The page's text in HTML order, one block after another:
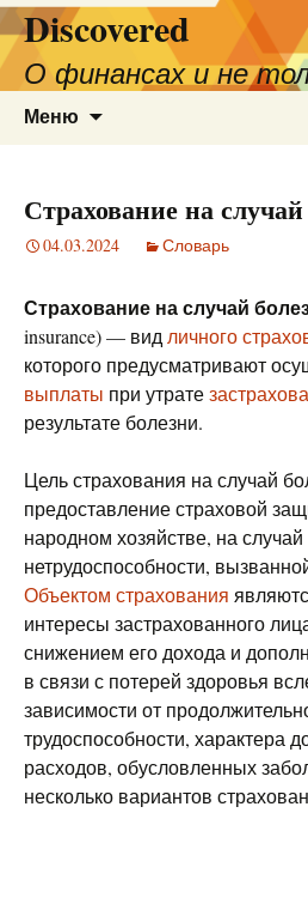
Discovered
О финансах и не
Меню
Страхование на
04.03.2024 Словарь
Страхование на случай
insurance) — вид личного
которого предусматривают
выплаты при утрате
результате болезни.
Цель страхования на случай
предоставление страховой
народном хозяйстве, на
нетрудоспособности,
Объектом страхования
интересы застрахованного
снижением его дохода и
в связи с потерей здоровья
зависимости от
трудоспособности, характера
расходов, обусловленных
несколько вариантов